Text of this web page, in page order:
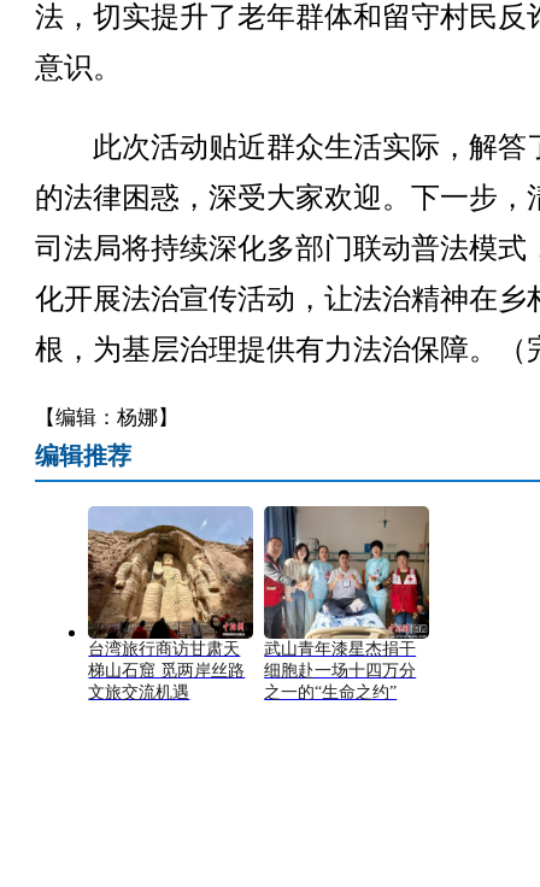
法，切实提升了老年群体和留守村民反
意识。
此次活动贴近群众生活实际，解答
的法律困惑，深受大家欢迎。下一步，
司法局将持续深化多部门联动普法模式
化开展法治宣传活动，让法治精神在乡
根，为基层治理提供有力法治保障。（
【编辑：杨娜】
编辑推荐
台湾旅行商访甘肃天
梯山石窟 觅两岸丝路
文旅交流机遇
武山青年漆星杰捐干
细胞赴一场十四万分
之一的“生命之约”